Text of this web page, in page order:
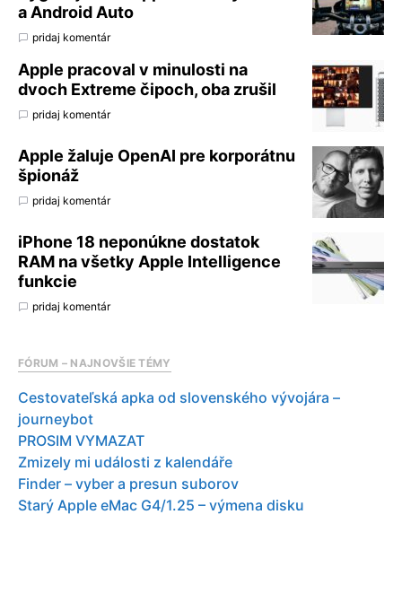
a Android Auto
pridaj komentár
Apple pracoval v minulosti na
dvoch Extreme čipoch, oba zrušil
pridaj komentár
Apple žaluje OpenAI pre korporátnu
špionáž
pridaj komentár
iPhone 18 neponúkne dostatok
RAM na všetky Apple Intelligence
funkcie
pridaj komentár
FÓRUM – NAJNOVŠIE TÉMY
Cestovateľská apka od slovenského vývojára –
journeybot
PROSIM VYMAZAT
Zmizely mi události z kalendáře
Finder – vyber a presun suborov
Starý Apple eMac G4/1.25 – výmena disku